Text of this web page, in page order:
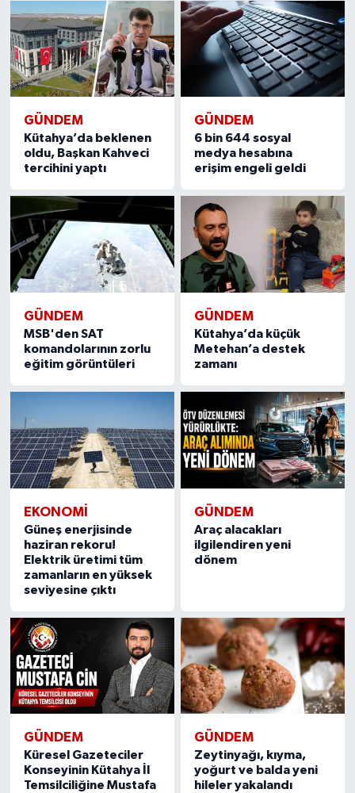
GÜNDEM
Kütahya’da beklenen
oldu, Başkan Kahveci
tercihini yaptı
GÜNDEM
6 bin 644 sosyal
medya hesabına
erişim engeli geldi
GÜNDEM
MSB'den SAT
komandolarının zorlu
eğitim görüntüleri
GÜNDEM
Kütahya’da küçük
Metehan’a destek
zamanı
EKONOMI
Güneş enerjisinde
haziran rekoru!
Elektrik üretimi tüm
zamanların en yüksek
seviyesine çıktı
GÜNDEM
Araç alacakları
ilgilendiren yeni
dönem
GÜNDEM
Küresel Gazeteciler
Konseyinin Kütahya İl
Temsilciliğine Mustafa
GÜNDEM
Zeytinyağı, kıyma,
yoğurt ve balda yeni
hileler yakalandı
Resmi İlan
Rüya Tabirleri
Şaphane
Siyaset
Spor
Tavşanlı
Teknoloji
Türkiye
Video Galeri
Yaşam
Yemek Tarifleri